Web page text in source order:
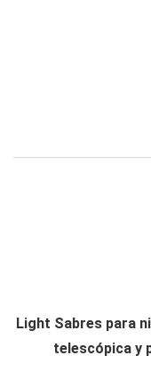
Light Sabres para
telescópica y